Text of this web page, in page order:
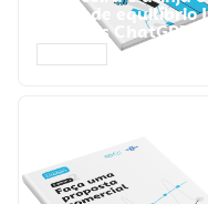
ponto de equilíbrio |
Prompts ChatGPT